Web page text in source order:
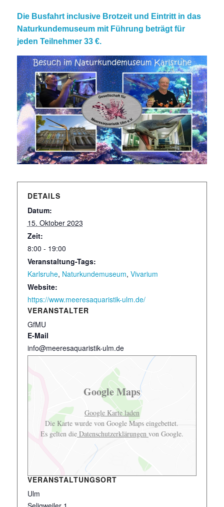
Die Busfahrt inclusive Brotzeit und Eintritt in das
Naturkundemuseum mit Führung beträgt für
jeden Teilnehmer 33 €.
DETAILS
Datum:
15. Oktober 2023
Zeit:
8:00 - 19:00
Veranstaltung-Tags:
Karlsruhe, Naturkundemuseum, Vivarium
Website:
https://www.meeresaquaristik-ulm.de/
VERANSTALTER
GfMU
E-Mail
info@meeresaquaristik-ulm.de
VERANSTALTUNGSORT
Ulm
Google Maps
Google Karte laden
Die Karte wurde von Google Maps eingebettet.
Es gelten dieDatenschutzerklärungen von Google.